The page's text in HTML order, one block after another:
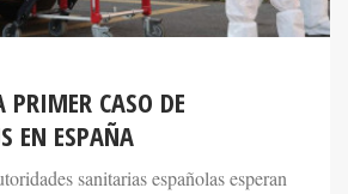
PRIMER CASO DE
EN ESPAÑA
sanitarias españolas esperan